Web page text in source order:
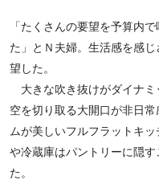
「たくさんの要望を予算内
た」とＮ夫婦。生活感を感
望した。
大きな吹き抜けがダイナミ
空を切り取る大開口が非日
ムが美しいフルフラットキ
や冷蔵庫はパントリーに隠
た。